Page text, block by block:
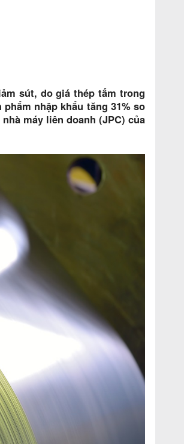
sút, do giá thép tấm trong
nhập khẩu tăng 31% so
máy liên doanh (JPC) của